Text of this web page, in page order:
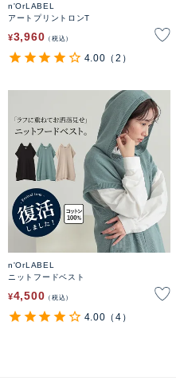
n'OrLABEL
アートプリントロンT
¥3,960 税込
4.00 （2）
n'OrLABEL
ニットフードベスト
¥4,500 税込
4.00 （4）